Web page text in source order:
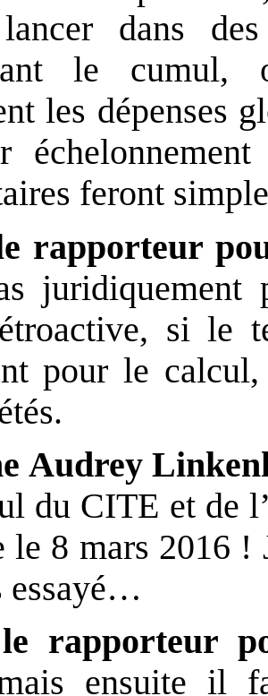
dans
le cumul,
les dépenses
feront
rapporteur
si le
pour le
Audrey
du CITE et de
le 8 mars 2016 !
essayé…
rapporteur
ensuite il